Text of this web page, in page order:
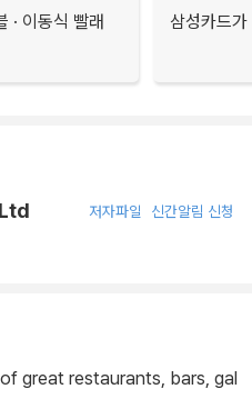
· 이동식 빨래
삼성카드
저자파일 신간알림 신청
great restaurants, bars, gal